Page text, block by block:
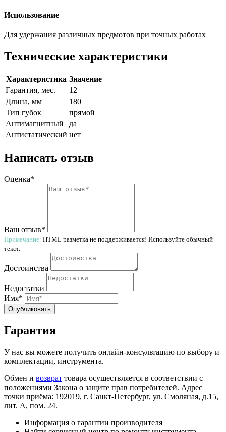
Использование
Для удержания различных предмотов при точных работах
Технические характеристики
Характеристика Значение
Гарантия, мес.
12
Длина, мм
180
Тип губок
прямой
Антимагнитный
да
Антистатический нет
Написать отзыв
Оценка*
Ваш отзыв*
Примечание: HTML разметка не поддерживается! Используйте обычный
текст.
Достоинства
Недостатки
Имя*
Опубликовать
Гарантия
У нас вы можете получить онлайн-консультацию по выбору и
комплектации, инструмента.
Обмен и возврат товара осуществляется в соответствии с
положениями Закона о защите прав потребителей. Адрес
точки приёма: 192019, г. Санкт-Петербург, ул. Смоляная, д.15,
лит. А, пом. 24.
Информация о гарантии производителя